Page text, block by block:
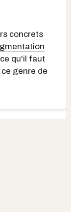
concrets
qu'il faut
genre de